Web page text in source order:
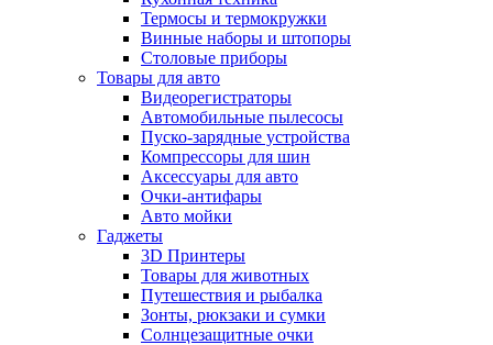
Термосы и термокружки
Винные наборы и штопоры
Столовые приборы
Товары для авто
Видеорегистраторы
Автомобильные пылесосы
Пуско-зарядные устройства
Компрессоры для шин
Аксессуары для авто
Очки-антифары
Авто мойки
Гаджеты
3D Принтеры
Товары для животных
Путешествия и рыбалка
Зонты, рюкзаки и сумки
Солнцезащитные очки